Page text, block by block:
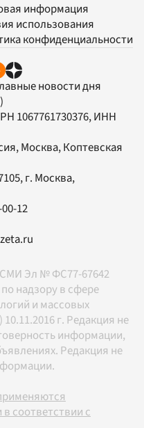
информация
использования
конфиденциальности
новости дня
1067761730376, ИНН
Москва, Коптевская
, г. Москва,
12
СМИ Эл № ФС77-67642
надзору в сфере
и массовых
г. Редакция не
информации,
Редакция не
соответствии с